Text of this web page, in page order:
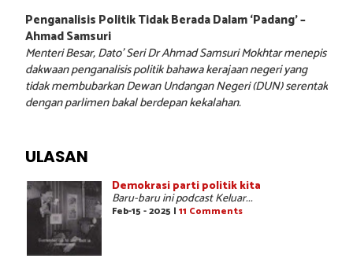
Penganalisis Politik Tidak Berada Dalam ‘Padang’ –
Ahmad Samsuri
Menteri Besar, Dato’ Seri Dr Ahmad Samsuri Mokhtar menepis
dakwaan penganalisis politik bahawa kerajaan negeri yang
tidak membubarkan Dewan Undangan Negeri (DUN) serentak
dengan parlimen bakal berdepan kekalahan.
ULASAN
Demokrasi parti politik kita
Baru-baru ini podcast Keluar...
Feb-15 - 2025 | 11 Comments